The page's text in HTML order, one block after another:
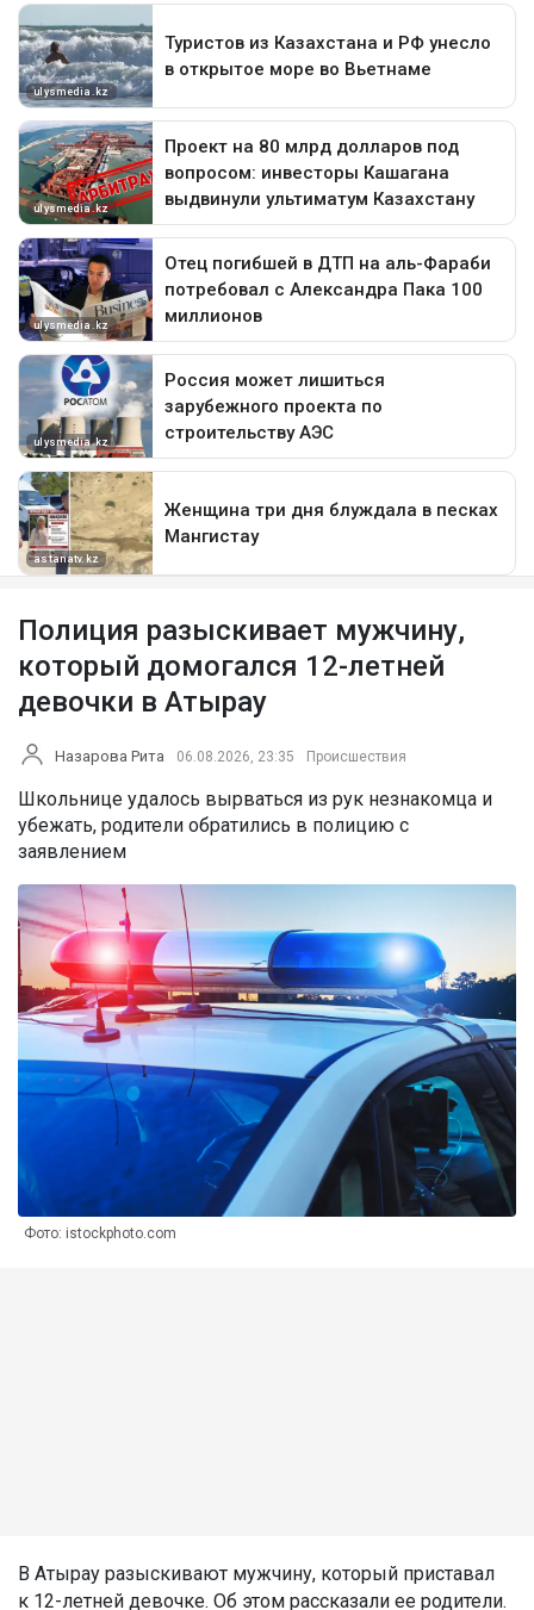
Полиция разыскивает мужчину,
который домогался 12-летней
девочки в Атырау
Назарова Рита 06.08.2026, 23:35 Происшествия
Школьнице удалось вырваться из рук незнакомца и
убежать, родители обратились в полицию с
заявлением
Фото: istockphoto.com
В Атырау разыскивают мужчину, который приставал
к 12-летней девочке. Об этом рассказали ее родители.